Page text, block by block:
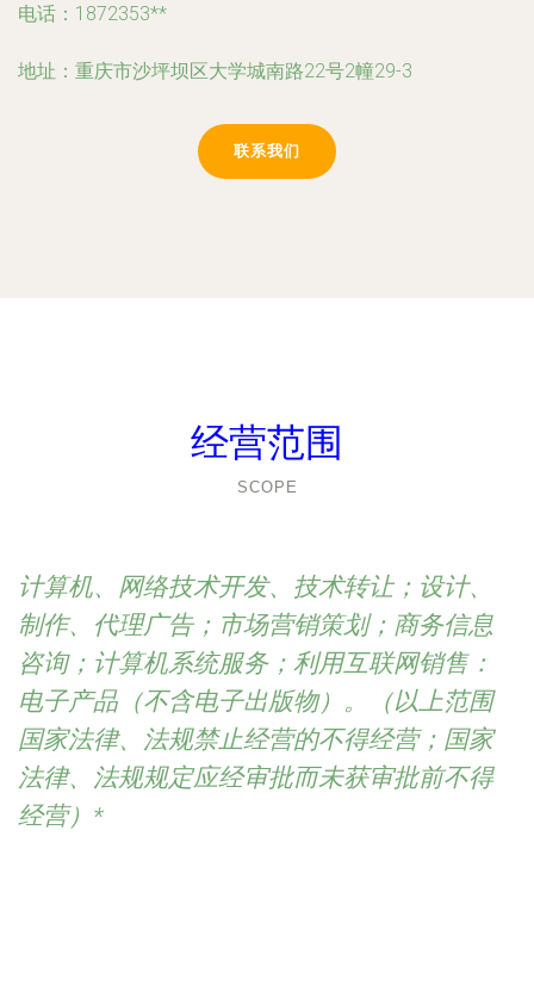
电话：1872353**
地址：重庆市沙坪坝区大学城南路22号2幢29-3
联系我们
经营范围
SCOPE
计算机、网络技术开发、技术转让；设计、
制作、代理广告；市场营销策划；商务信息
咨询；计算机系统服务；利用互联网销售：
电子产品（不含电子出版物）。（以上范围
国家法律、法规禁止经营的不得经营；国家
法律、法规规定应经审批而未获审批前不得
经营）*